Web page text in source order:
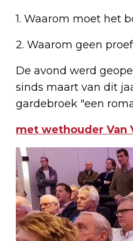
1. Waarom moet het
2. Waarom geen
De avond werd
sinds maart van dit
gardebroek "een
met wethouder Van